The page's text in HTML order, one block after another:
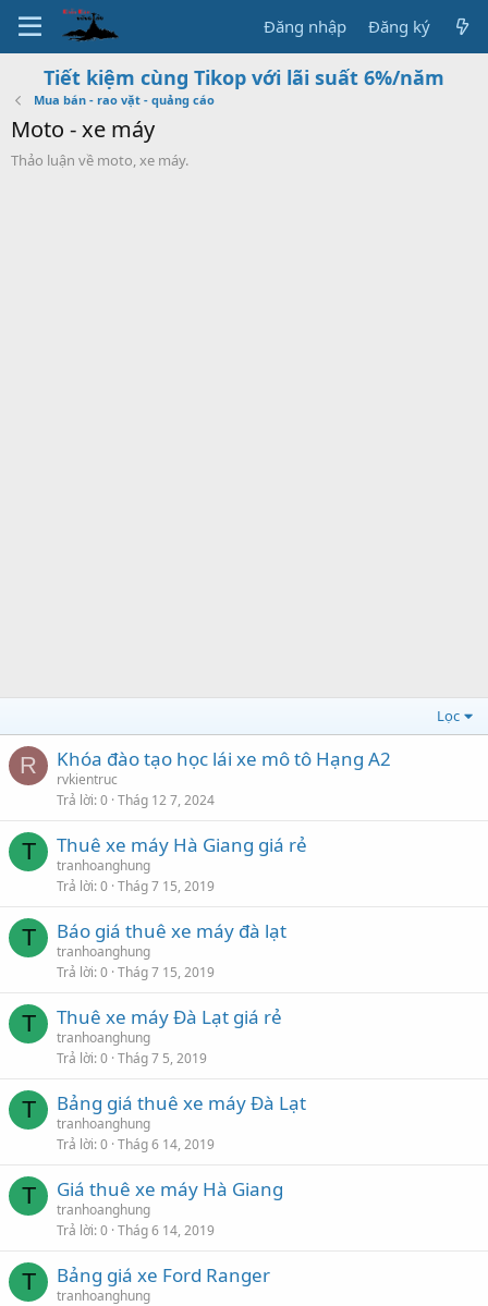
Đăng nhập Đăng ký
Tiết kiệm cùng Tikop với lãi suất 6%/năm
Mua bán - rao vặt - quảng cáo
Moto - xe máy
Thảo luận về moto, xe máy.
Lọc
R Khóa đào tạo học lái xe mô tô Hạng A2
rvkientruc
Trả lời 0 Thág 12 7, 2024
T Thuê xe máy Hà Giang giá rẻ
tranhoanghung
Trả lời 0 Thág 7 15, 2019
T Báo giá thuê xe máy đà lạt
tranhoanghung
Trả lời 0 Thág 7 15, 2019
T Thuê xe máy Đà Lạt giá rẻ
tranhoanghung
Trả lời 0 Thág 7 5, 2019
T Bảng giá thuê xe máy Đà Lạt
tranhoanghung
Trả lời 0 Thág 6 14, 2019
T Giá thuê xe máy Hà Giang
tranhoanghung
Trả lời 0 Thág 6 14, 2019
T Bảng giá xe Ford Ranger
tranhoanghung